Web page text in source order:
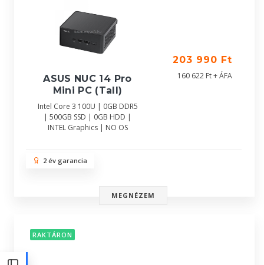
ASUS NUC 14 Pro
Mini PC (Tall)
Intel Core 3 100U | 0GB DDR5
| 500GB SSD | 0GB HDD |
INTEL Graphics | NO OS
203 990 Ft
160 622 Ft + ÁFA
2 év garancia
MEGNÉZEM
RAKTÁRON